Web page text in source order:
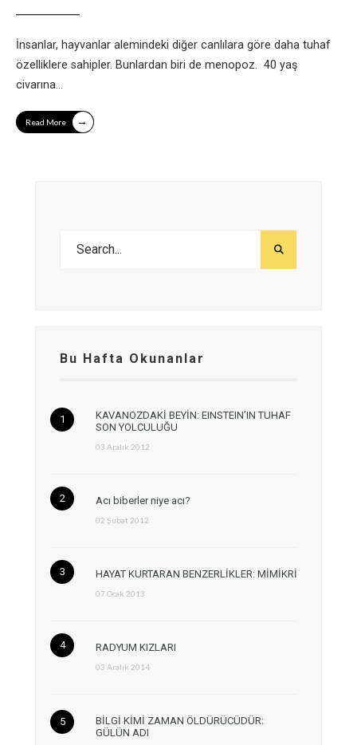
İnsanlar, hayvanlar alemindeki diğer canlılara göre daha tuhaf
özelliklere sahipler. Bunlardan biri de menopoz. 40 yaş
civarına...
Read More →
Bu Hafta Okunanlar
KAVANOZDAKİ BEYİN: EINSTEIN’IN TUHAF
SON YOLCULUĞU
03 Aralık 2012
Acı biberler niye acı?
02 Şubat 2012
HAYAT KURTARAN BENZERLİKLER: MİMİKRİ
07 Ocak 2013
RADYUM KIZLARI
03 Aralık 2014
BİLGİ KİMİ ZAMAN ÖLDÜRÜCÜDÜR:
GÜLÜN ADI